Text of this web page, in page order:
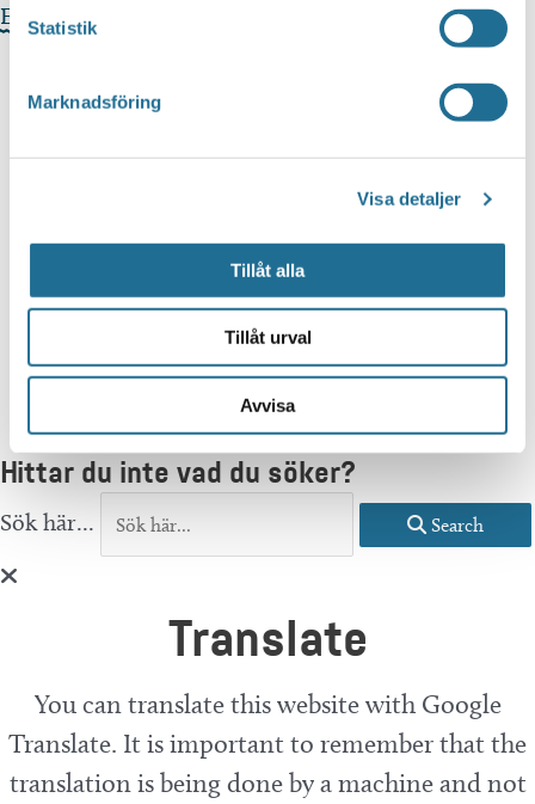
Statistik
Marknadsföring
Visa detaljer
Tillåt alla
Tillåt urval
Avvisa
Evenemangets webbplats »
Hittar du inte vad du söker?
Sök här... Search
Translate
You can translate this website with Google
Translate. It is important to remember that the
translation is being done by a machine and not